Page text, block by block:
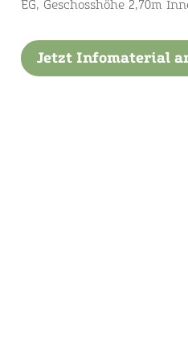
EG, Geschosshöhe 2,70m
Jetzt Infomaterial